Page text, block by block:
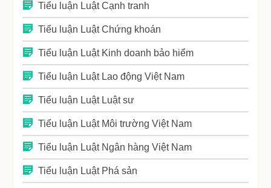
Tiểu luận Luật Cạnh tranh
Tiểu luận Luật Chứng khoán
Tiểu luận Luật Kinh doanh bảo hiểm
Tiểu luận Luật Lao động Việt Nam
Tiểu luận Luật Luật sư
Tiểu luận Luật Môi trường Việt Nam
Tiểu luận Luật Ngân hàng Việt Nam
Tiểu luận Luật Phá sản